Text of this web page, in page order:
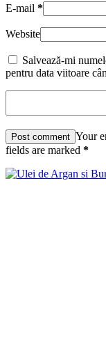
E-mail *
Website
Salvează-mi
pentru data viitoare
Your
fields are marked *